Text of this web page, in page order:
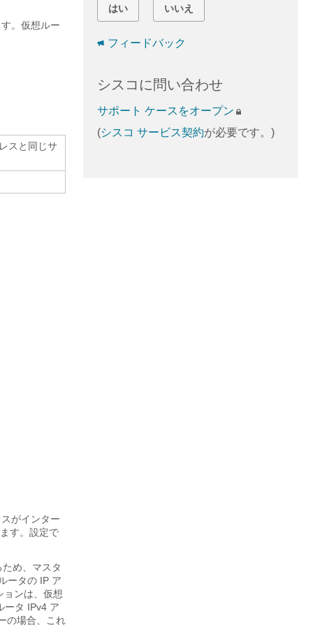
。仮想ルー
スと同じサ
がインター
す。設定で
め、マスタ
ータの IP ア
ョンは、仮想
ータ IPv4 ア
の場合、これ
はい いいえ
フィードバック
シスコに問い合わせ
サポート ケースをオープン
(シスコ サービス契約が必要です。)